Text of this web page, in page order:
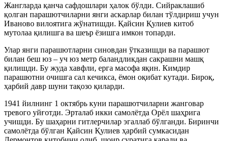
Жангларда қанча сафдошлари ҳалок бўлди. Сийраклашиб
қолган парашютчиларни янги аскарлар билан тўлдириш учун
Иваново вилоятига жўнатишди. Қайсин Қулиев китоб
мутолаа қилишга ва шеър ёзишга имкон топарди.
Улар янги парашютларни синовдан ўтказишди ва парашют
билан беш юз – уч юз метр баландликдан сакрашни машқ
қилишди. Бу жуда хавфли, ерга масофа яқин. Кимдир
парашютни очишга сал кечикса, ёмон оқибат кутади. Бироқ,
ҳарбий давр шуни тақозо қиларди.
1941 йилнинг 1 октябрь куни парашютчиларни жанговар
тревого уйғотди. Эрталаб икки самолётда Орёл шаҳрига
учишди. Бу шаҳарни гитлерчилар эгаллаб бўлганди. Биринчи
самолётда бўлган Қайсин Қулиев ҳарбий сумкасидан